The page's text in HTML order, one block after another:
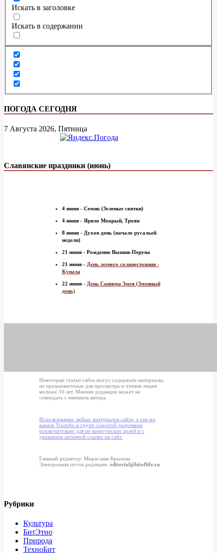
Искать в заголовке
Искать в содержании
ПОГОДА СЕГОДНЯ
7 Августа 2026, Пятница
Славянские праздники (июнь)
4 июня - Семик (Зеленые святки)
4 июня - Ярило Мокрый, Троян
8 июня - Духов день (начало русальей
недели)
21 июня - Рождение Вышня-Перуна
21 июня - День летнего солнцестояния -
Купала
22 июня - День Скипера Змея (Змеиный
день)
Некоторые статьи сайта могут содержать материалы,
не предназначеные для просмотра и чтения лицам
моложе 16 лет. Мнение редакции может не
совподать с мнением автора.
Использование любых материалов сайта, а так-же
канала Youtube и групп соцсетей разрешено
исключительно для не комерческих целей и с
указанием активной ссылки на сайт.
Главный редактор: Мираслава Крылова
Электронная почта редакции: editorial@bitoflife.ru
Рубрики
Культура
БитЭтно
Природа
ТехноБит